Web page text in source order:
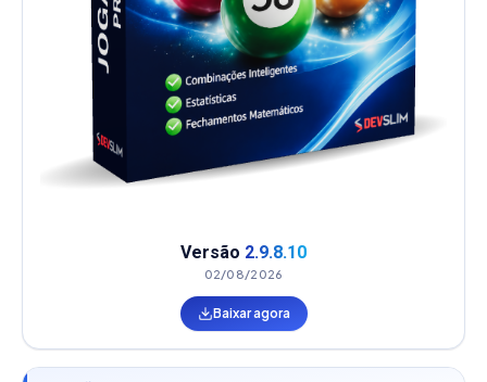
Versão 2.9.8.10
02/08/2026
Baixar agora